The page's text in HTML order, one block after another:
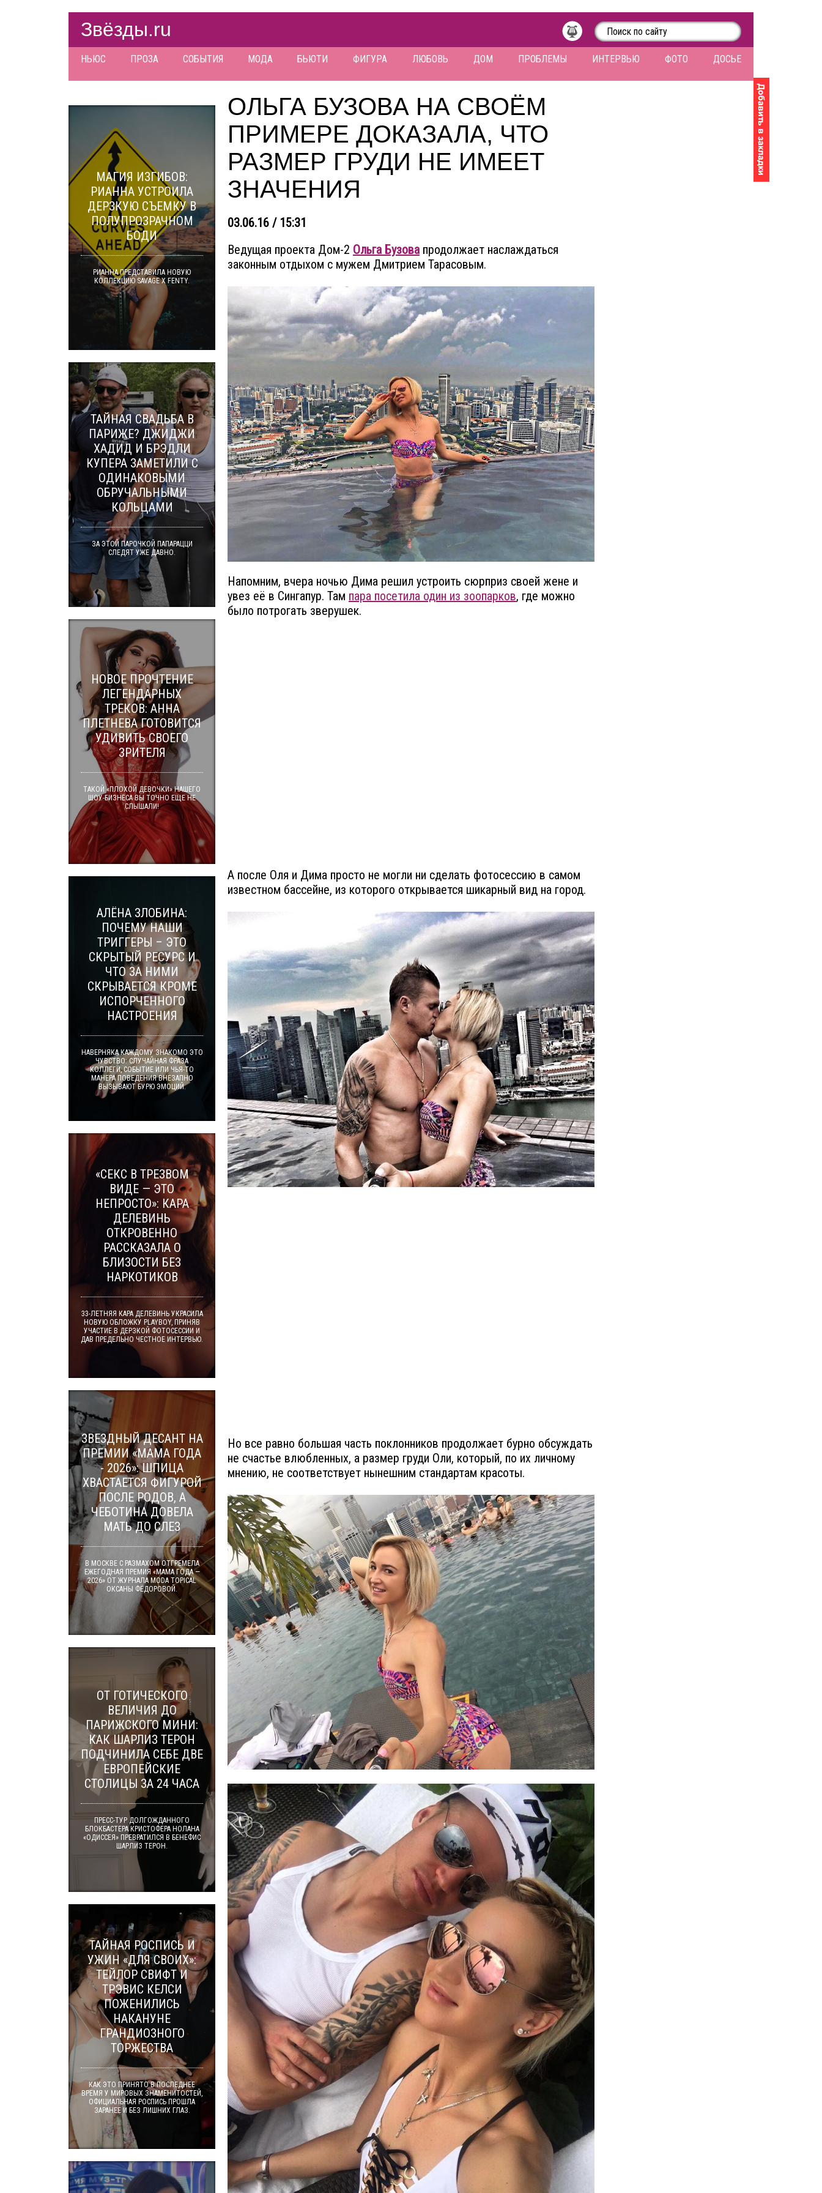
Звёзды.ru
НЬЮС ПРОЗА СОБЫТИЯ МОДА БЬЮТИ ФИГУРА ЛЮБОВЬ ДОМ ПРОБЛЕМЫ ИНТЕРВЬЮ ФОТО ДОСЬЕ
ОЛЬГА БУЗОВА НА СВОЁМ
ПРИМЕРЕ ДОКАЗАЛА, ЧТО
РАЗМЕР ГРУДИ НЕ ИМЕЕТ
ЗНАЧЕНИЯ
03.06.16 / 15:31
Ведущая проекта Дом-2 Ольга Бузовапродолжает наслаждаться
законным отдыхом с мужем Дмитрием Тарасовым.
Напомним, вчера ночью Дима решил устроить сюрприз своей жене и
увез её в Сингапур. Там пара посетила один из зоопарков, где можно
было потрогать зверушек.
А после Оля и Дима просто не могли ни сделать фотосессию в самом
известном бассейне, из которого открывается шикарный вид на город.
Но все равно большая часть поклонников продолжает бурно обсуждать
не счастье влюбленных, а размер груди Оли, который, по их личному
мнению, не соответствует нынешним стандартам красоты.
МАГИЯ ИЗГИБОВ:
РИАННА УСТРОИЛА
ДЕРЗКУЮ СЪЕМКУ В
ПОЛУПРОЗРАЧНОМ
БОДИ
РИАННА ПРЕДСТАВИЛА НОВУЮ
КОЛЛЕКЦИЮ SAVAGE X FENTY.
ТАЙНАЯ СВАДЬБА В
ПАРИЖЕ? ДЖИДЖИ
ХАДИД И БРЭДЛИ
КУПЕРА ЗАМЕТИЛИ С
ОДИНАКОВЫМИ
ОБРУЧАЛЬНЫМИ
КОЛЬЦАМИ
ЗА ЭТОЙ ПАРОЧКОЙ ПАПАРАЦЦИ
СЛЕДЯТ УЖЕ ДАВНО.
НОВОЕ ПРОЧТЕНИЕ
ЛЕГЕНДАРНЫХ
ТРЕКОВ: АННА
ПЛЕТНЕВА ГОТОВИТСЯ
УДИВИТЬ СВОЕГО
ЗРИТЕЛЯ
ТАКОЙ «ПЛОХОЙ ДЕВОЧКИ» НАШЕГО
ШОУ-БИЗНЕСА ВЫ ТОЧНО ЕЩЕ НЕ
СЛЫШАЛИ!
АЛЁНА ЗЛОБИНА:
ПОЧЕМУ НАШИ
ТРИГГЕРЫ – ЭТО
СКРЫТЫЙ РЕСУРС И
ЧТО ЗА НИМИ
СКРЫВАЕТСЯ КРОМЕ
ИСПОРЧЕННОГО
НАСТРОЕНИЯ
НАВЕРНЯКА КАЖДОМУ ЗНАКОМО ЭТО
ЧУВСТВО: СЛУЧАЙНАЯ ФРАЗА
КОЛЛЕГИ, СОБЫТИЕ ИЛИ ЧЬЯ-ТО
МАНЕРА ПОВЕДЕНИЯ ВНЕЗАПНО
ВЫЗЫВАЮТ БУРЮ ЭМОЦИЙ.
«СЕКС В ТРЕЗВОМ
ВИДЕ — ЭТО
НЕПРОСТО»: КАРА
ДЕЛЕВИНЬ
ОТКРОВЕННО
РАССКАЗАЛА О
БЛИЗОСТИ БЕЗ
НАРКОТИКОВ
33-ЛЕТНЯЯ КАРА ДЕЛЕВИНЬ УКРАСИЛА
НОВУЮ ОБЛОЖКУ PLAYBOY, ПРИНЯВ
УЧАСТИЕ В ДЕРЗКОЙ ФОТОСЕССИИ И
ДАВ ПРЕДЕЛЬНО ЧЕСТНОЕ ИНТЕРВЬЮ.
ЗВЕЗДНЫЙ ДЕСАНТ НА
ПРЕМИИ «МАМА ГОДА
- 2026»: ШПИЦА
ХВАСТАЕТСЯ ФИГУРОЙ
ПОСЛЕ РОДОВ, А
ЧЕБОТИНА ДОВЕЛА
МАТЬ ДО СЛЕЗ
В МОСКВЕ С РАЗМАХОМ ОТГРЕМЕЛА
ЕЖЕГОДНАЯ ПРЕМИЯ «МАМА ГОДА —
2026» ОТ ЖУРНАЛА MODA TOPICAL
ОКСАНЫ ФЁДОРОВОЙ.
ОТ ГОТИЧЕСКОГО
ВЕЛИЧИЯ ДО
ПАРИЖСКОГО МИНИ:
КАК ШАРЛИЗ ТЕРОН
ПОДЧИНИЛА СЕБЕ ДВЕ
ЕВРОПЕЙСКИЕ
СТОЛИЦЫ ЗА 24 ЧАСА
ПРЕСС-ТУР ДОЛГОЖДАННОГО
БЛОКБАСТЕРА КРИСТОФЕРА НОЛАНА
«ОДИССЕЯ» ПРЕВРАТИЛСЯ В БЕНЕФИС
ШАРЛИЗ ТЕРОН.
ТАЙНАЯ РОСПИСЬ И
УЖИН «ДЛЯ СВОИХ»:
ТЕЙЛОР СВИФТ И
ТРЭВИС КЕЛСИ
ПОЖЕНИЛИСЬ
НАКАНУНЕ
ГРАНДИОЗНОГО
ТОРЖЕСТВА
КАК ЭТО ПРИНЯТО В ПОСЛЕДНЕЕ
ВРЕМЯ У МИРОВЫХ ЗНАМЕНИТОСТЕЙ,
ОФИЦИАЛЬНАЯ РОСПИСЬ ПРОШЛА
ЗАРАНЕЕ И БЕЗ ЛИШНИХ ГЛАЗ.